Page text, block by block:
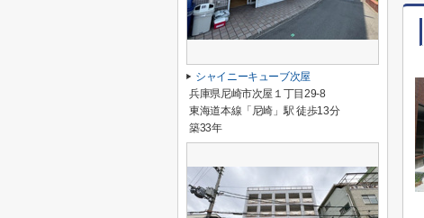
シャイニーキューブ次屋
兵庫県尼崎市次屋１丁目29-8
東海道本線「尼崎」駅 徒歩13分
築33年